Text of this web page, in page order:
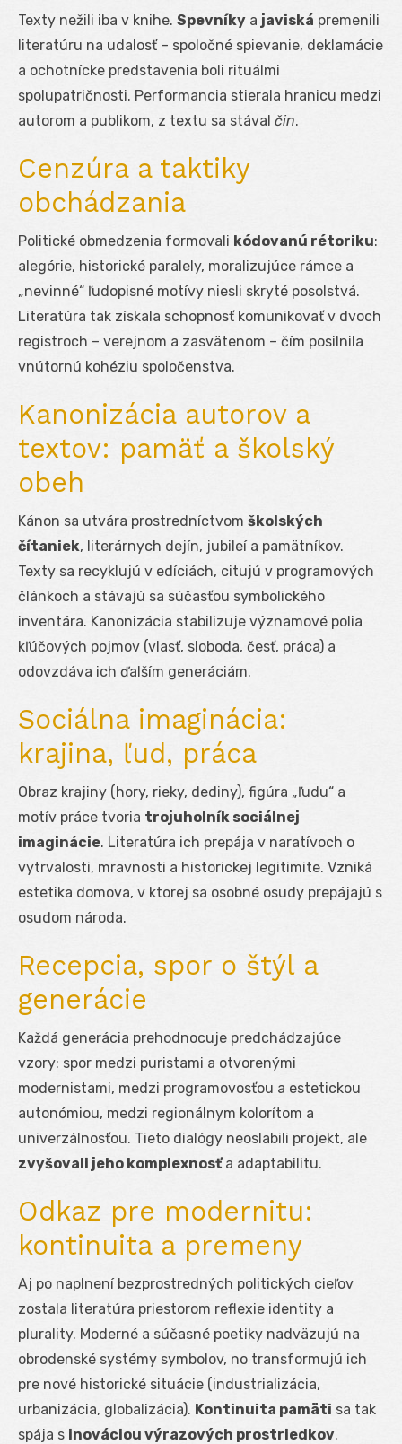
Texty nežili iba v knihe. Spevníky a javiská premenili
literatúru na udalosť – spoločné spievanie, deklamácie
a ochotnícke predstavenia boli rituálmi
spolupatričnosti. Performancia stierala hranicu medzi
autorom a publikom, z textu sa stával čin.
Cenzúra a taktiky
obchádzania
Politické obmedzenia formovali kódovanú rétoriku:
alegórie, historické paralely, moralizujúce rámce a
„nevinné“ ľudopisné motívy niesli skryté posolstvá.
Literatúra tak získala schopnosť komunikovať v dvoch
registroch – verejnom a zasvätenom – čím posilnila
vnútornú kohéziu spoločenstva.
Kanonizácia autorov a
textov: pamäť a školský
obeh
Kánon sa utvára prostredníctvom školských
čítaniek, literárnych dejín, jubileí a pamätníkov.
Texty sa recyklujú v edíciách, citujú v programových
článkoch a stávajú sa súčasťou symbolického
inventára. Kanonizácia stabilizuje významové polia
kľúčových pojmov (vlasť, sloboda, česť, práca) a
odovzdáva ich ďalším generáciám.
Sociálna imaginácia:
krajina, ľud, práca
Obraz krajiny (hory, rieky, dediny), figúra „ľudu“ a
motív práce tvoria trojuholník sociálnej
imaginácie. Literatúra ich prepája v naratívoch o
vytrvalosti, mravnosti a historickej legitimite. Vzniká
estetika domova, v ktorej sa osobné osudy prepájajú s
osudom národa.
Recepcia, spor o štýl a
generácie
Každá generácia prehodnocuje predchádzajúce
vzory: spor medzi puristami a otvorenými
modernistami, medzi programovosťou a estetickou
autonómiou, medzi regionálnym kolorítom a
univerzálnosťou. Tieto dialógy neoslabili projekt, ale
zvyšovali jeho komplexnosťa adaptabilitu.
Odkaz pre modernitu:
kontinuita a premeny
Aj po naplnení bezprostredných politických cieľov
zostala literatúra priestorom reflexie identity a
plurality. Moderné a súčasné poetiky nadväzujú na
obrodenské systémy symbolov, no transformujú ich
pre nové historické situácie (industrializácia,
urbanizácia, globalizácia). Kontinuita pamäti sa tak
spája s inováciou výrazových prostriedkov.